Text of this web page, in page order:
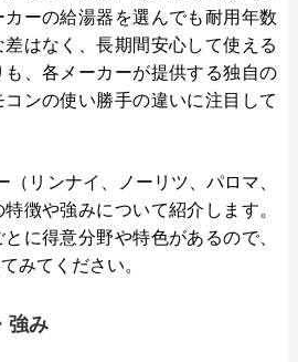
ーの給湯器を選んでも耐用年数
はなく、長期間安心して使える
、各メーカーが提供する独自の
ンの使い勝手の違いに注目して
（リンナイ、ノーリツ、パロマ、
徴や強みについて紹介します。
に得意分野や特色があるので、
みてください。
強み